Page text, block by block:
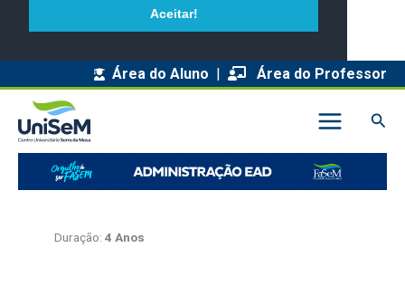
Aceitar!
Área do Aluno | Área do Professor
Duração: 4 Anos